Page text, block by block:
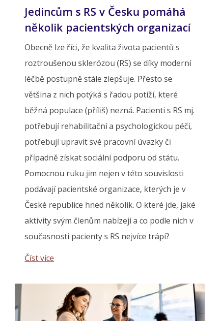
Jedincům s RS v Česku pomáhá
několik pacientských organizací
Obecně lze říci, že kvalita života pacientů s
roztroušenou sklerózou (RS) se díky moderní
léčbě postupně stále zlepšuje. Přesto se
většina z nich potýká s řadou potíží, které
běžná populace (příliš) nezná. Pacienti s RS mj.
potřebují rehabilitační a psychologickou péči,
potřebují upravit své pracovní úvazky či
případně získat sociální podporu od státu.
Pomocnou ruku jim nejen v této souvislosti
podávají pacientské organizace, kterých je v
České republice hned několik. O které jde, jaké
aktivity svým členům nabízejí a co podle nich v
současnosti pacienty s RS nejvíce trápí?
Číst více